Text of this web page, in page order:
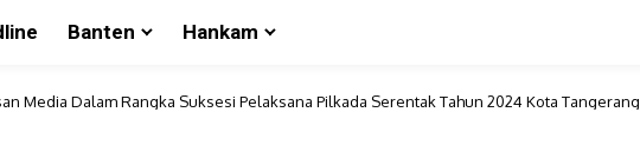
Banten Hankam
Media Dalam Rangka Suksesi Pelaksana Pilkada Serentak Tahun 2024 Kota Tangerang